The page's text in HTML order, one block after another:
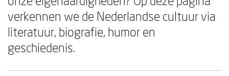
verkennen we de Nederlandse cultuur via
literatuur, biografie, humor en
geschiedenis.